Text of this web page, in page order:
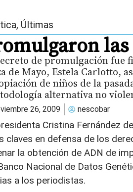
, Últimas
de promulgación fue
de Mayo, Estela Carlotto,
de niños de la
alternativa no
26, 2009 nescobar
Cristina Fernández
claves en defensa de los
la obtención de ADN de
Nacional de Datos
a los periodistas.